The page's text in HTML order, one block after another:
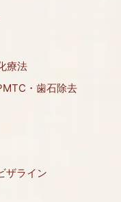
療法
・歯石除去
ザライン